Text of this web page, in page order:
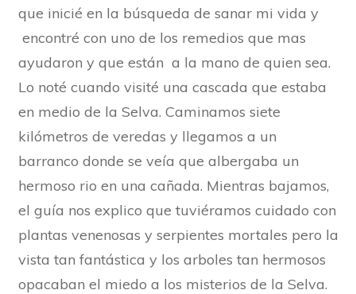
que inicié en la búsqueda de sanar mi vida y
encontré con uno de los remedios que mas
ayudaron y que están a la mano de quien sea.
Lo noté cuando visité una cascada que estaba
en medio de la Selva. Caminamos siete
kilómetros de veredas y llegamos a un
barranco donde se veía que albergaba un
hermoso rio en una cañada. Mientras bajamos,
el guía nos explico que tuviéramos cuidado con
plantas venenosas y serpientes mortales pero la
vista tan fantástica y los arboles tan hermosos
opacaban el miedo a los misterios de la Selva.